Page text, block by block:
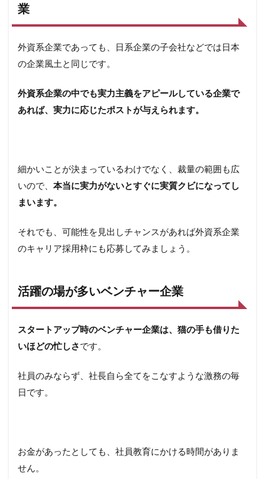
業
外資系企業であっても、日系企業の子会社などでは日本
の企業風土と同じです。
外資系企業の中でも実力主義をアピールしている企業で
あれば、実力に応じたポストが与えられます。
細かいことが決まっているわけでなく、裁量の範囲も広
いので、 本当に実力がないとすぐに実質クビになってし
まいます。
それでも、可能性を見出しチャンスがあれば外資系企業
のキャリア採用枠にも応募してみましょう。
活躍の場が多いベンチャー企業
スタートアップ時のベンチャー企業は、猫の手も借りた
いほどの忙しさ です。
社員のみならず、社長自ら全てをこなすような激務の毎
日です。
お金があったとしても、社員教育にかける時間がありま
せん。